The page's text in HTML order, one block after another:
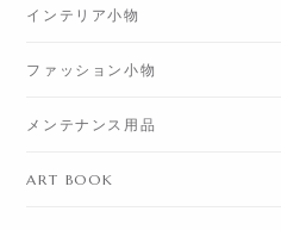
インテリア小物
ファッション小物
メンテナンス用品
ART BOOK